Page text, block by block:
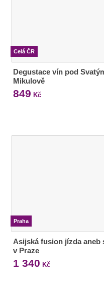
Celá ČR
Degustace vín pod
Mikulově
849 Kč
Praha
Asijská fusion jízda aneb
v Praze
1 340 Kč